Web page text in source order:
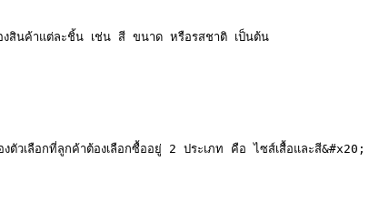
สินค้าแต่ละชิ้น เช่น สี ขนาด หรือรสชาติ เป็นต้น
ลือกที่ลูกค้าต้องเลือกซื้ออยู่ 2 ประเภท คือ ไซส์เสื้อและสี&#x20;